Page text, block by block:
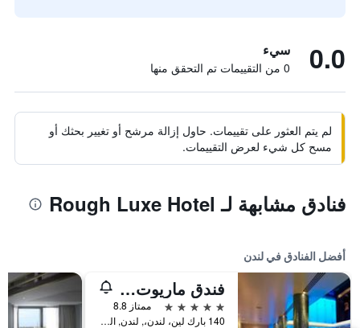
0.0 سيء
0 من التقييمات تم التحقق منها
لم يتم العثور على تقييمات. حاول إزالة مرشح أو تغيير بحثك أو
مسح كل شيء لعرض التقييمات.
فنادق مشابهة لـ Rough Luxe Hotel
أفضل الفنادق في لندن
فندق ماريوت لندن بارك لاين
5 نجوم
ممتاز 8.8
140 بارك لين، لندن،, لندن, المملكة المتحدة